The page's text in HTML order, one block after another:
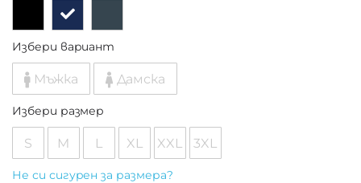
Избери вариант
Мъжка Дамска
Избери размер
S M L XL XXL 3XL
Не си сигурен за размера?